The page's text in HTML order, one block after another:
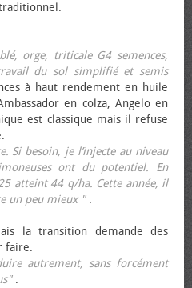
orge, triticale G4 semences,
du sol simplifié et semis
à haut rendement en huile
en colza, Angelo en
est classique mais il refuse
Si besoin, je l’injecte au niveau
ont du potentiel. En
atteint 44 q/ha. Cette année, il
un peu mieux ".
la transition demande des
faire.
autrement, sans forcément
.